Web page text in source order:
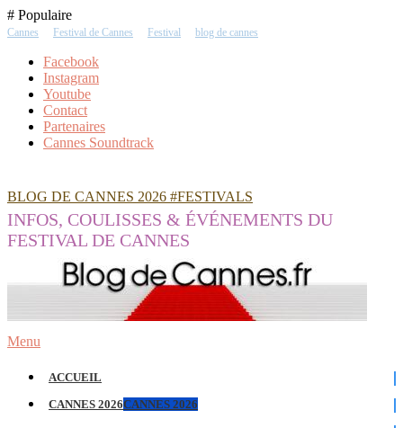
Skip
To
# Populaire
Cannes Festival de Cannes Festival blog de cannes
Facebook
Instagram
Youtube
Contact
Partenaires
Cannes Soundtrack
BLOG DE CANNES 2026 #FESTIVALS
INFOS, COULISSES & ÉVÉNEMENTS DU
FESTIVAL DE CANNES
Menu
ACCUEIL
CANNES 2026CANNES 2026